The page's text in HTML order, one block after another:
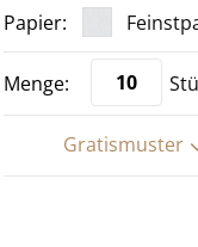
Gratismuster